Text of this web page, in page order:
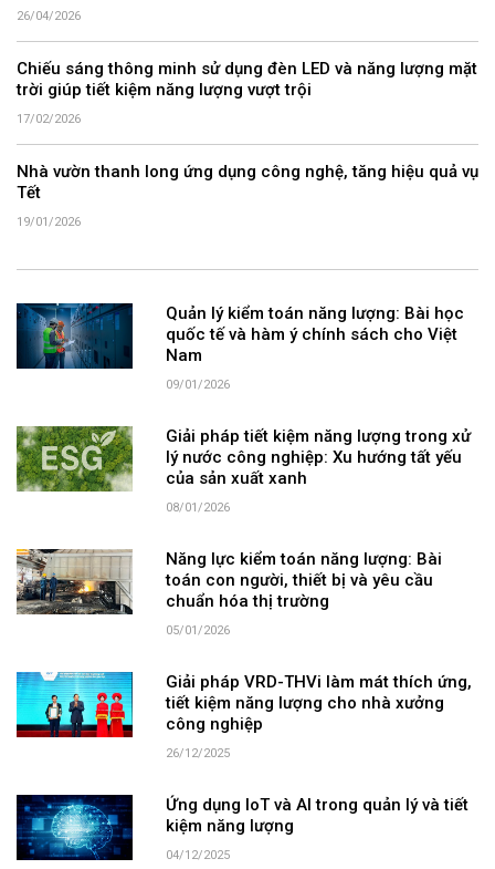
26/04/2026
Chiếu sáng thông minh sử dụng đèn LED và năng lượng mặt
trời giúp tiết kiệm năng lượng vượt trội
17/02/2026
Nhà vườn thanh long ứng dụng công nghệ, tăng hiệu quả vụ
Tết
19/01/2026
Quản lý kiểm toán năng lượng: Bài học
quốc tế và hàm ý chính sách cho Việt
Nam
09/01/2026
Giải pháp tiết kiệm năng lượng trong xử
lý nước công nghiệp: Xu hướng tất yếu
của sản xuất xanh
08/01/2026
Năng lực kiểm toán năng lượng: Bài
toán con người, thiết bị và yêu cầu
chuẩn hóa thị trường
05/01/2026
Giải pháp VRD-THVi làm mát thích ứng,
tiết kiệm năng lượng cho nhà xưởng
công nghiệp
26/12/2025
Ứng dụng IoT và AI trong quản lý và tiết
kiệm năng lượng
04/12/2025